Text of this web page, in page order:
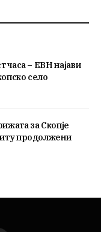
часа – ЕВН најави
село
за Скопје
продолжени